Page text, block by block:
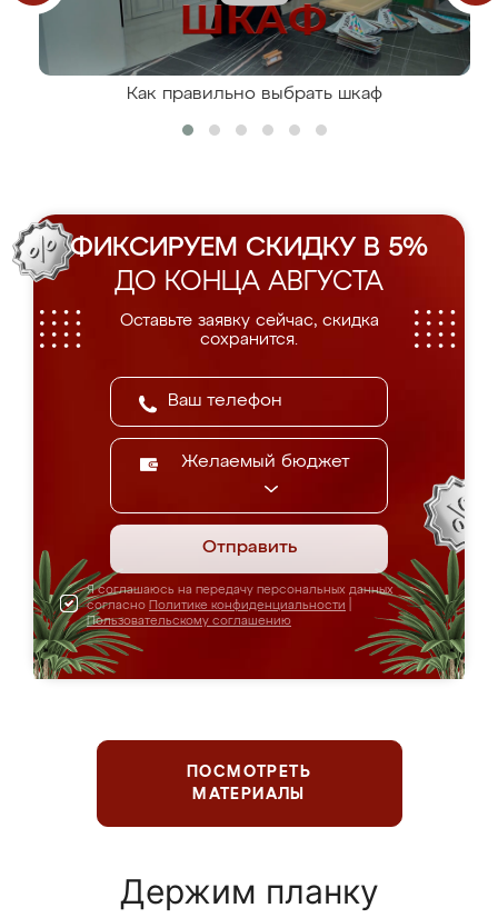
Как правильно выбрать шкаф
ФИКСИРУЕМ СКИДКУ В 5%
ДО КОНЦА АВГУСТА
Оставьте заявку сейчас, скидка
сохранится.
Желаемый бюджет
Отправить
Я соглашаюсь на передачу персональных данных
согласно Политике конфиденциальности
Пользовательскому соглашению
ПОСМОТРЕТЬ
МАТЕРИАЛЫ
Держим планку